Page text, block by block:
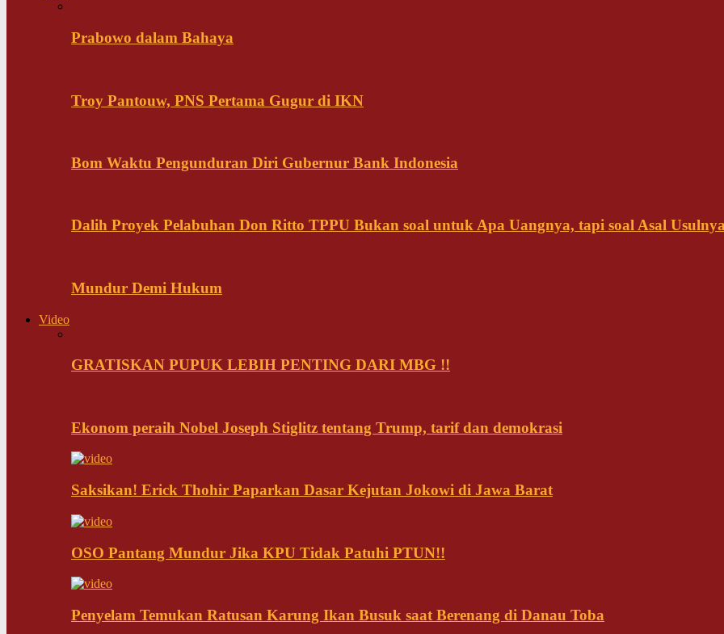
Prabowo dalam Bahaya
Troy Pantouw, PNS Pertama Gugur di IKN
Bom Waktu Pengunduran Diri Gubernur Bank Indonesia
Dalih Proyek Pelabuhan Don Ritto TPPU Bukan soal untuk Apa Uangnya, tapi soal Asal
Mundur Demi Hukum
Video
GRATISKAN PUPUK LEBIH PENTING DARI MBG !!
Ekonom peraih Nobel Joseph Stiglitz tentang Trump, tarif dan demokrasi
Saksikan! Erick Thohir Paparkan Dasar Kejutan Jokowi di Jawa Barat
OSO Pantang Mundur Jika KPU Tidak Patuhi PTUN!!
Penyelam Temukan Ratusan Karung Ikan Busuk saat Berenang di Danau Toba